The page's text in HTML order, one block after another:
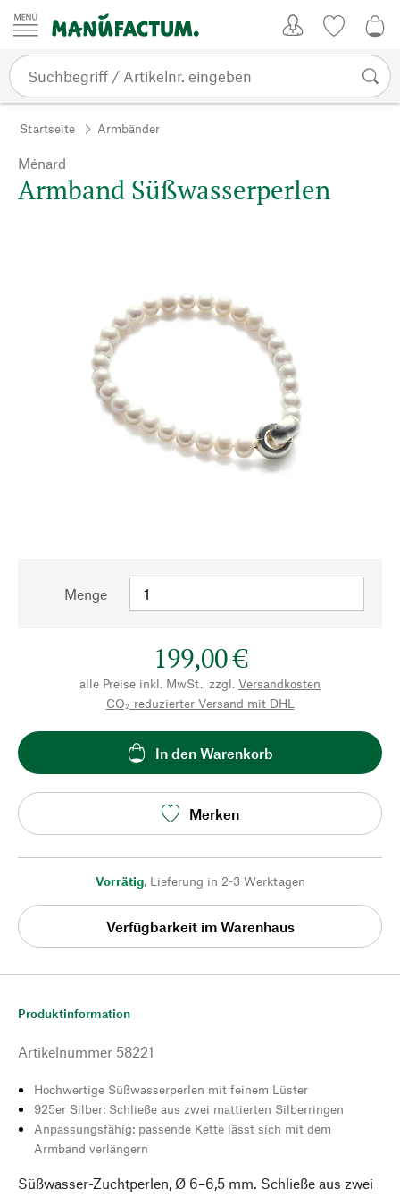
Zum Inhalt springen
Startseite Armbänder
Ménard
Armband Süßwasserperlen
Menge
199,00 €
alle Preise inkl. MwSt., zzgl. Versandkosten
CO₂-reduzierter Versand mit DHL
In den Warenkorb
Merken
Vorrätig, Lieferung in 2-3 Werktagen
Verfügbarkeit im Warenhaus
Produktinformation
Artikelnummer 58221
Hochwertige Süßwasserperlen mit feinem Lüster
925er Silber: Schließe aus zwei mattierten Silberringen
Anpassungsfähig: passende Kette lässt sich mit dem
Armband verlängern
Süßwasser-Zuchtperlen, Ø 6–6,5 mm. Schließe aus zwei